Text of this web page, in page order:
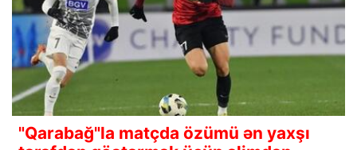
"Qarabağ"la matçda özümü ən yaxşı